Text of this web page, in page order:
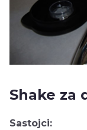
Shake za
Sastojci: